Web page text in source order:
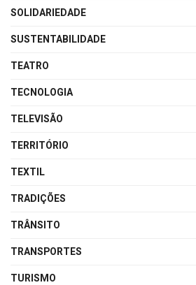
SOLIDARIEDADE
SUSTENTABILIDADE
TEATRO
TECNOLOGIA
TELEVISÃO
TERRITÓRIO
TEXTIL
TRADIÇÕES
TRÂNSITO
TRANSPORTES
TURISMO